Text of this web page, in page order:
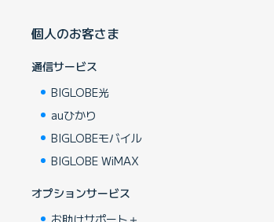
個人のお客さま
通信サービス
BIGLOBE光
auひかり
BIGLOBEモバイル
BIGLOBE WiMAX
オプションサービス
お助けサポート＋